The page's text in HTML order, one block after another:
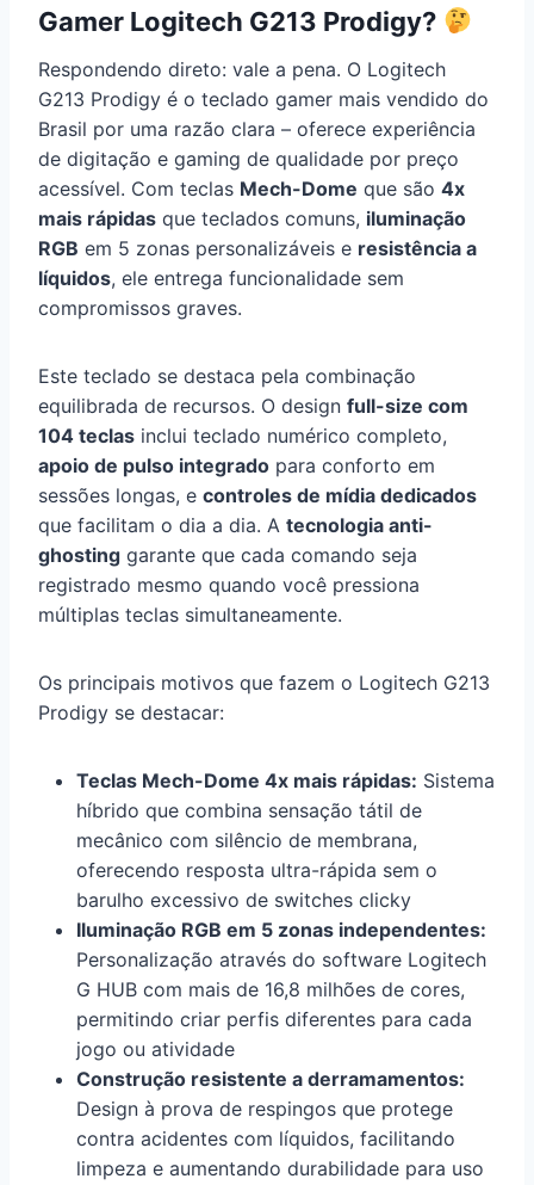
Gamer Logitech G213 Prodigy?
Respondendo direto: vale a pena. O Logitech
G213 Prodigy é o teclado gamer mais vendido do
Brasil por uma razão clara – oferece experiência
de digitação e gaming de qualidade por preço
acessível. Com teclas Mech-Dome que são 4x
mais rápidas que teclados comuns, iluminação
RGB em 5 zonas personalizáveis e resistência a
líquidos, ele entrega funcionalidade sem
compromissos graves.
Este teclado se destaca pela combinação
equilibrada de recursos. O design full-size com
104 teclas inclui teclado numérico completo,
apoio de pulso integrado para conforto em
sessões longas, e controles de mídia dedicados
que facilitam o dia a dia. A tecnologia anti-
ghosting garante que cada comando seja
registrado mesmo quando você pressiona
múltiplas teclas simultaneamente.
Os principais motivos que fazem o Logitech G213
Prodigy se destacar:
Teclas Mech-Dome 4x mais rápidas: Sistema
híbrido que combina sensação tátil de
mecânico com silêncio de membrana,
oferecendo resposta ultra-rápida sem o
barulho excessivo de switches clicky
Iluminação RGB em 5 zonas independentes:
Personalização através do software Logitech
G HUB com mais de 16,8 milhões de cores,
permitindo criar perfis diferentes para cada
jogo ou atividade
Construção resistente a derramamentos:
Design à prova de respingos que protege
contra acidentes com líquidos, facilitando
limpeza e aumentando durabilidade para uso